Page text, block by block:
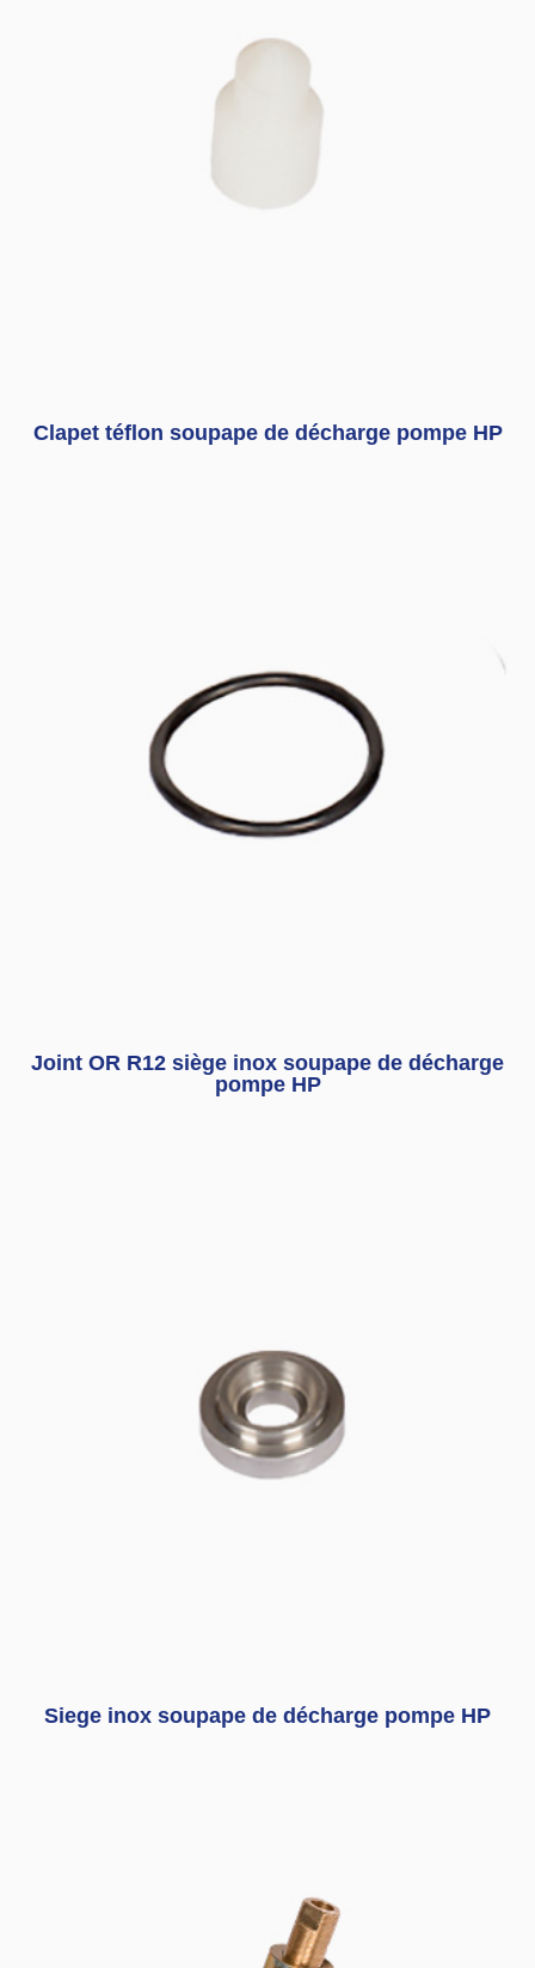
Clapet téflon soupape de décharge pompe HP
Joint OR R12 siège inox soupape de décharge
pompe HP
Siege inox soupape de décharge pompe HP